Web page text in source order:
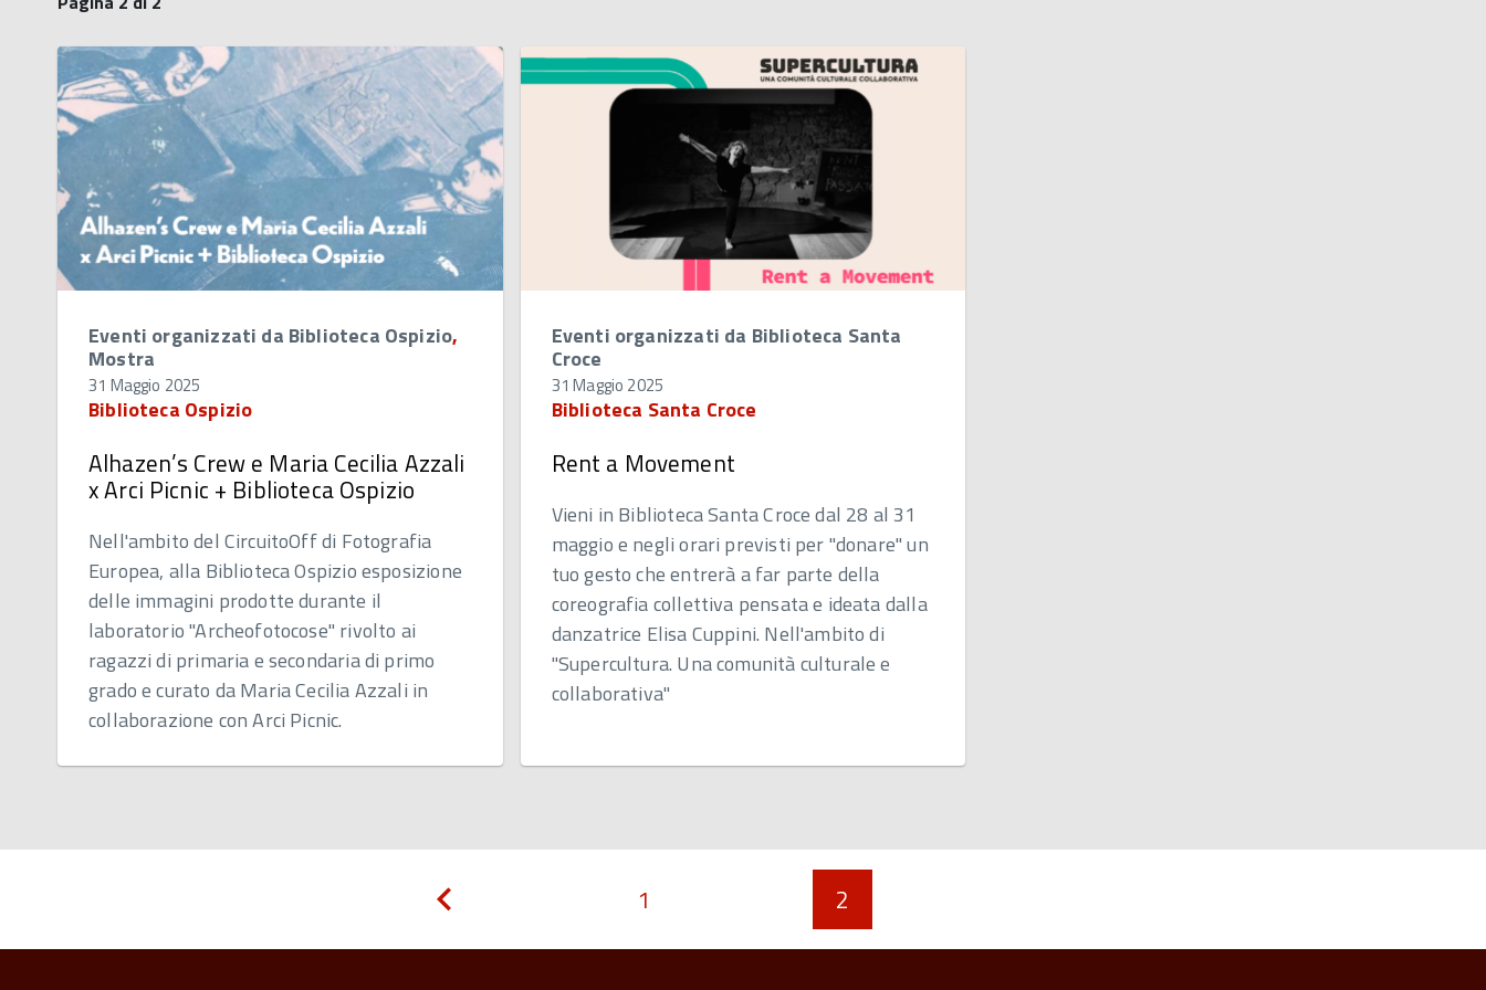
Eventi organizzati da Biblioteca Ospizio,
Mostra
31 Maggio 2025
Biblioteca Ospizio
Alhazen’s Crew e Maria Cecilia Azzali
x Arci Picnic + Biblioteca Ospizio
Nell'ambito del CircuitoOff di Fotografia
Europea, alla Biblioteca Ospizio esposizione
delle immagini prodotte durante il
laboratorio "Archeofotocose" rivolto ai
ragazzi di primaria e secondaria di primo
grado e curato da Maria Cecilia Azzali in
collaborazione con Arci Picnic.
Eventi organizzati da Biblioteca Santa
Croce
31 Maggio 2025
Biblioteca Santa Croce
Rent a Movement
Vieni in Biblioteca Santa Croce dal 28 al 31
maggio e negli orari previsti per "donare" un
tuo gesto che entrerà a far parte della
coreografia collettiva pensata e ideata dalla
danzatrice Elisa Cuppini. Nell'ambito di
"Supercultura. Una comunità culturale e
collaborativa"
1 2